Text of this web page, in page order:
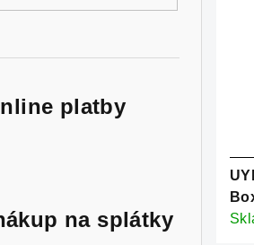
platby
na splátky